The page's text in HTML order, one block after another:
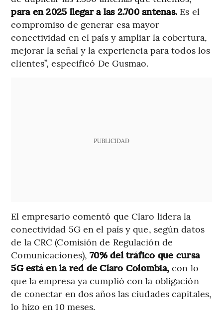
para en 2025 llegar a las 2.700 antenas. Es el
compromiso de generar esa mayor
conectividad en el país y ampliar la cobertura,
mejorar la señal y la experiencia para todos los
clientes”, especificó De Gusmao.
PUBLICIDAD
El empresario comentó que Claro lidera la
conectividad 5G en el país y que, según datos
de la CRC (Comisión de Regulación de
Comunicaciones),70% del tráfico que cursa
5G está en la red de Claro Colombia,con lo
que la empresa ya cumplió con la obligación
de conectar en dos años las ciudades capitales,
lo hizo en 10 meses.